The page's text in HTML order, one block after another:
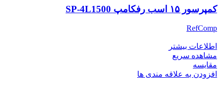
کمپرسور ۱۵ اسب رفکامپ SP-4L1500
RefComp
اطلاعات بیشتر
مشاهده سریع
مقایسه
افزودن به علاقه مندی ها